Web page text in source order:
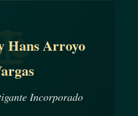
Arroyo
Incorporado